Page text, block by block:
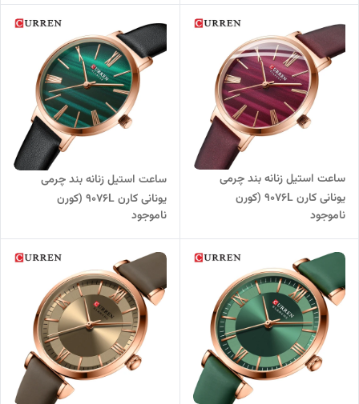
ساعت استیل زنانه بند چرمی
یونانی کارن 9076L (کورن
CURREN) بنفش
ناموجود
ساعت استیل زنانه بند چرمی
یونانی کارن 9076L (کورن
CURREN) مشکی-سبز
ناموجود